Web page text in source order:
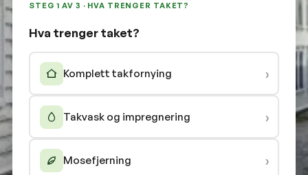
STEG 1 AV 3 · HVA TRENGER TAKET?
Hva trenger taket?
Komplett takfornying ›
Takvask og impregnering ›
Mosefjerning ›